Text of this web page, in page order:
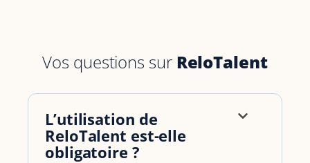
Vos questions surReloTalent
L’utilisation de
ReloTalent est-elle
obligatoire ?